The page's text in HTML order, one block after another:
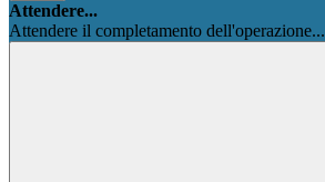
Attendere...
Attendere il completamento dell'operazione...